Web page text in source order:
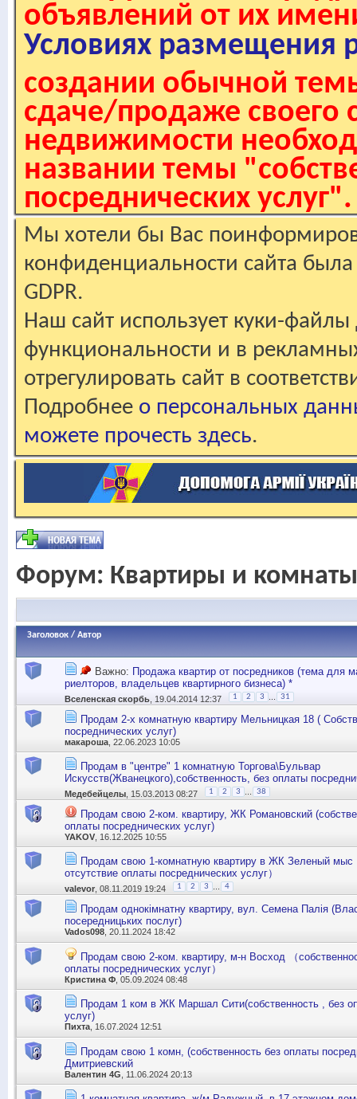
объявлений от их
Условиях размещения
создании обычной
сдаче/продаже своего
недвижимости
названии темы
посреднических услуг".
Мы хотели бы Вас
конфиденциальности сайта
GDPR.
Наш сайт использует куки-файлы
функциональности и в
отрегулировать сайт в
Подробнее о персональных
можете прочесть здесь.
Форум: Квартиры и комнаты
Заголовок / Автор
Важно: Продажа квартир от посредников (тема для
риелторов, владельцев квартирного бизнеса) *
Вселенская скорбь , 19.04.2014 12:37 1 2 3 31
Продам 2-х комнатную квартиру Мельницкая 18 (
посреднических услуг)
макароша , 22.06.2023 10:05
Продам в "центре" 1 комнатную Торгова\Бульвар
Искусств(Жванецкого),собственность, без оплаты
Медебейцелы , 15.03.2013 08:27 1 2 3 38
Продам свою 2-ком. квартиру, ЖК Романовский
оплаты посреднических услуг)
YAKOV , 16.12.2025 10:55
Продам свою 1-комнатную квартиру в ЖК Зеленый мыс
отсутствие оплаты посреднических услуг）
valevor , 08.11.2019 19:24 1 2 3 4
Продам однокімнатну квартиру, вул. Семена Палія
посередницьких послуг)
Vados098 , 20.11.2024 18:42
Продам свою 2-ком. квартиру, м-н Восход （
оплаты посреднических услуг）
Кристина Ф , 05.09.2024 08:48
Продам 1 ком в ЖК Маршал Сити(собственность , без
услуг)
Пихта , 16.07.2024 12:51
Продам свою 1 комн, (собственность без оплаты
Дмитриевский
Валентин 4G , 11.06.2024 20:13